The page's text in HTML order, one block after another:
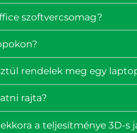
szoftvercsomag?
rendelek meg egy
rajta?
a teljesítménye 3D-s